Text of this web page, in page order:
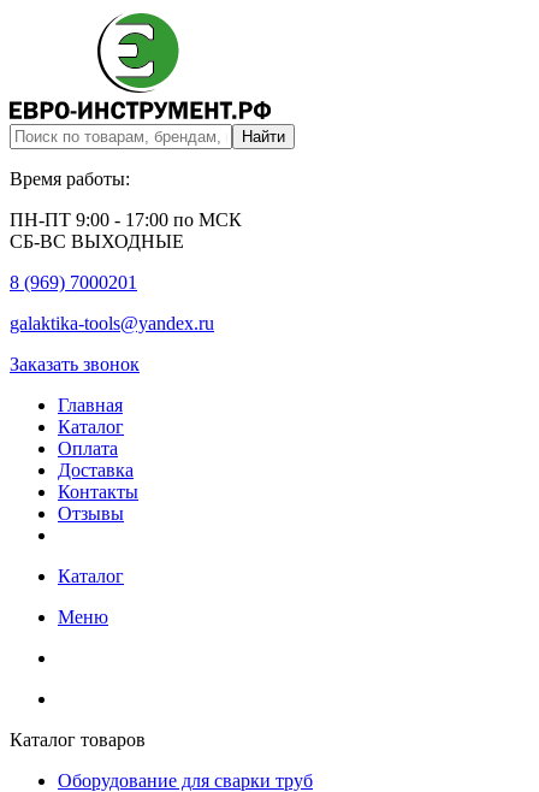
Время работы:
ПН-ПТ 9:00 - 17:00 по МСК
СБ-ВС ВЫХОДНЫЕ
8 (969) 7000201
galaktika-tools@yandex.ru
Заказать звонок
Главная
Каталог
Оплата
Доставка
Контакты
Отзывы
Каталог
Меню
Каталог товаров
Оборудование для сварки труб